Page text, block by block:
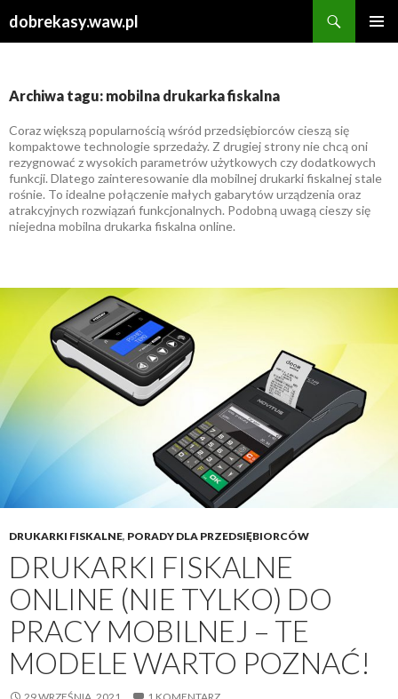
dobrekasy.waw.pl
Archiwa tagu: mobilna drukarka fiskalna
Coraz większą popularnością wśród przedsiębiorców cieszą się
kompaktowe technologie sprzedaży. Z drugiej strony nie chcą oni
rezygnować z wysokich parametrów użytkowych czy dodatkowych
funkcji. Dlatego zainteresowanie dla mobilnej drukarki fiskalnej stale
rośnie. To idealne połączenie małych gabarytów urządzenia oraz
atrakcyjnych rozwiązań funkcjonalnych. Podobną uwagą cieszy się
niejedna mobilna drukarka fiskalna online.
DRUKARKI FISKALNE, PORADY DLA PRZEDSIĘBIORCÓW
DRUKARKI FISKALNE
ONLINE (NIE TYLKO) DO
PRACY MOBILNEJ – TE
MODELE WARTO POZNAĆ!